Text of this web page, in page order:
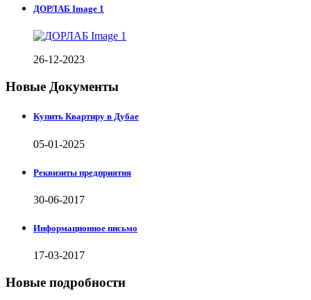
ДОРЛАБ Image 1
26-12-2023
Новые Документы
Купить Квартиру в Дубае
05-01-2025
Реквизиты предприятия
30-06-2017
Информационное письмо
17-03-2017
Новые подробности